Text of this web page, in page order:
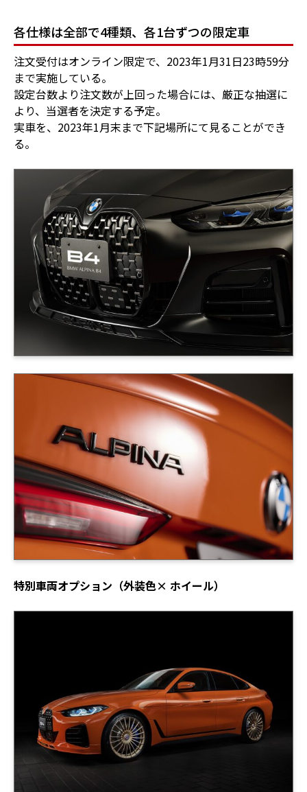
各仕様は全部で4種類、各1台ずつの限定車
注文受付はオンライン限定で、2023年1月31日23時59分
まで実施している。
設定台数より注文数が上回った場合には、厳正な抽選に
より、当選者を決定する予定。
実車を、2023年1月末まで下記場所にて見ることができ
る。
特別車両オプション（外装色× ホイール）